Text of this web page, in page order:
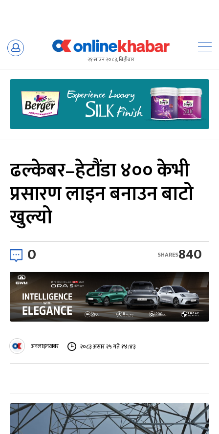
Skip
२१ साउन २०८३, बिहीबार
ढल्केबर–हेटौंडा ४०० केभी
प्रसारण लाइन बनाउन बाटो
खुल्यो
0 840
SHARES
अनलाइनखबर २०८३ असार २५ गते १४:४३